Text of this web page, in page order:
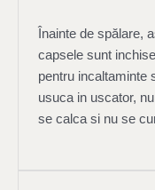
Înainte de spălare,
capsele sunt
pentru incaltaminte
usuca in uscator,
se calca si nu se